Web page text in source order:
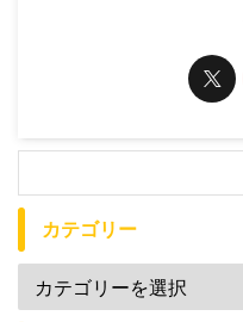
カテゴリー